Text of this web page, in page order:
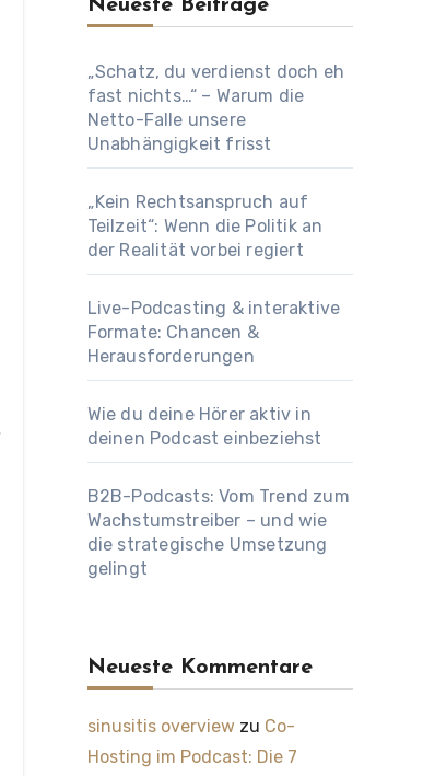
Neueste Beiträge
„Schatz, du verdienst doch eh
fast nichts…“ – Warum die
Netto-Falle unsere
Unabhängigkeit frisst
„Kein Rechtsanspruch auf
Teilzeit“: Wenn die Politik an
der Realität vorbei regiert
Live-Podcasting & interaktive
Formate: Chancen &
Herausforderungen
Wie du deine Hörer aktiv in
deinen Podcast einbeziehst
B2B-Podcasts: Vom Trend zum
Wachstumstreiber – und wie
die strategische Umsetzung
gelingt
Neueste Kommentare
sinusitis overviewzu Co-
Hosting im Podcast: Die 7